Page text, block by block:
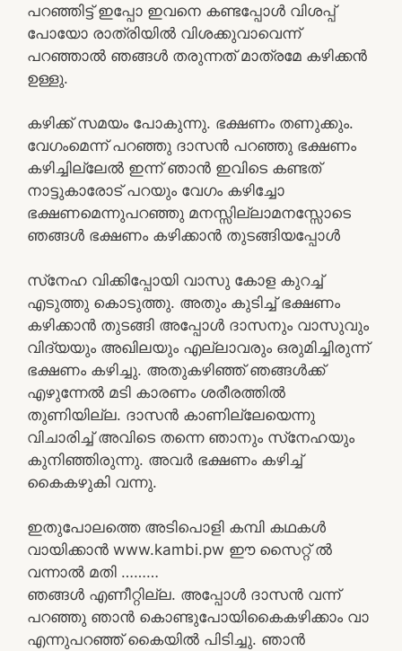
പറഞ്ഞിട്ട് ഇപ്പോ ഇവനെ കണ്ടപ്പോള്‍ വിശപ്പ്
പോയോ രാത്രിയില്‍ വിശക്കുവാവെന്ന്
പറഞ്ഞാല്‍ ഞങ്ങള്‍ തരുന്നത് മാത്രമേ കഴിക്കന്‍
ഉള്ളു.
കഴിക്ക് സമയം പോകുന്നു. ഭക്ഷണം തണുക്കും.
വേഗംമെന്ന് പറഞ്ഞു ദാസന്‍ പറഞ്ഞു ഭക്ഷണം
കഴിച്ചില്ലേല്‍ ഇന്ന് ഞാന്‍ ഇവിടെ കണ്ടത്
നാട്ടുകാരോട് പറയും വേഗം കഴിച്ചോ
ഭക്ഷണമെന്നുപറഞ്ഞു മനസ്സില്ലാമനസ്സോടെ
ഞങ്ങള്‍ ഭക്ഷണം കഴിക്കാന്‍ തുടങ്ങിയപ്പോള്‍
സ്‌നേഹ വിക്കിപ്പോയി വാസു കോള കുറച്ച്
എടുത്തു കൊടുത്തു. അതും കുടിച്ച് ഭക്ഷണം
കഴിക്കാന്‍ തുടങ്ങി അപ്പോള്‍ ദാസനും വാസുവും
വിദ്യയും അഖിലയും എല്ലാവരും ഒരുമിച്ചിരുന്ന്
ഭക്ഷണം കഴിച്ചു. അതുകഴിഞ്ഞ് ഞങ്ങള്‍ക്ക്
എഴുന്നേല്‍ മടി കാരണം ശരീരത്തില്‍
തുണിയില്ല. ദാസന്‍ കാണില്ലേയെന്നു
വിചാരിച്ച് അവിടെ തന്നെ ഞാനും സ്‌നേഹയും
കുനിഞ്ഞിരുന്നു. അവര്‍ ഭക്ഷണം കഴിച്ച്
കൈകഴുകി വന്നു.
ഇതുപോലത്തെ അടിപൊളി കമ്പി കഥകൾ
വായിക്കാൻ www.kambi.pw ഈ സൈറ്റ് ൽ
വന്നാൽ മതി ………
ഞങ്ങള്‍ എണീറ്റില്ല. അപ്പോള്‍ ദാസന്‍ വന്ന്
പറഞ്ഞു ഞാന്‍ കൊണ്ടുപോയികൈകഴിക്കാം വാ
എന്നുപറഞ്ഞ് കൈയില്‍ പിടിച്ചു. ഞാന്‍